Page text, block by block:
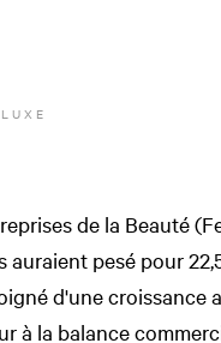
de la Beauté
pesé pour
d'une croissance
à la balance